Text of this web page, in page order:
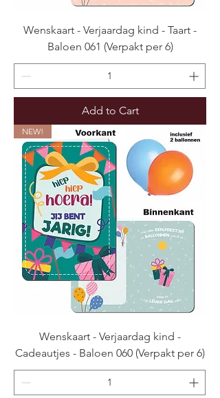
Wenskaart - Verjaardag kind - Taart -
Baloen 061 (Verpakt per 6)
Add to Cart
NEW!
Wenskaart - Verjaardag kind -
Cadeautjes - Baloen 060 (Verpakt per 6)